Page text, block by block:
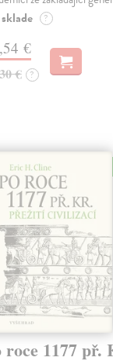
?
€
€ ?
roce 1177 př.